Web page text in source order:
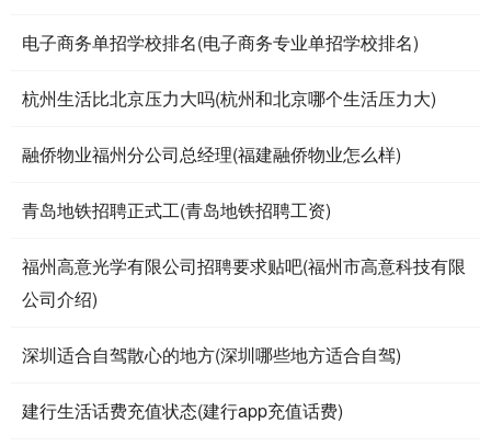
电子商务单招学校排名(电子商务专业单招学校排名)
杭州生活比北京压力大吗(杭州和北京哪个生活压力大)
融侨物业福州分公司总经理(福建融侨物业怎么样)
青岛地铁招聘正式工(青岛地铁招聘工资)
福州高意光学有限公司招聘要求贴吧(福州市高意科技有限
公司介绍)
深圳适合自驾散心的地方(深圳哪些地方适合自驾)
建行生活话费充值状态(建行app充值话费)